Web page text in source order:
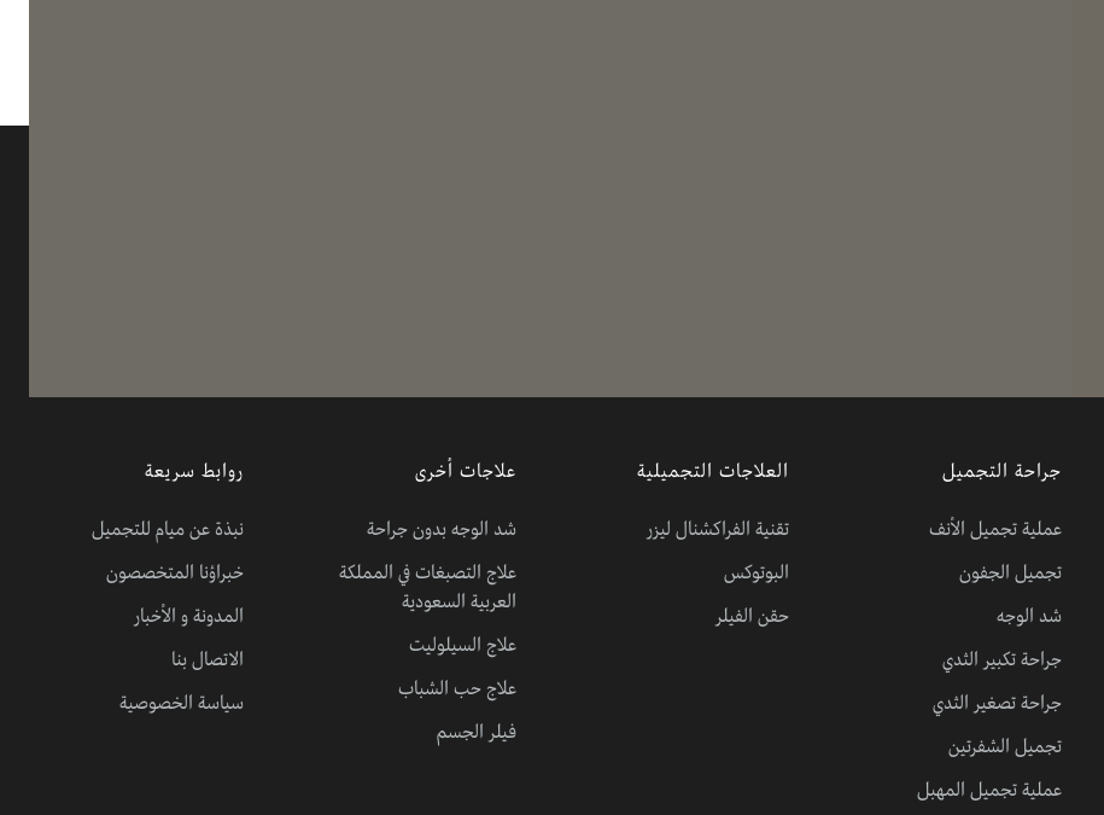
جراحة التجميل
عملية تجميل الأنف
تجميل الجفون
شد الوجه
جراحة تكبير الثدي
جراحة تصغير الثدي
تجميل الشفرتين
عملية تجميل المهبل
العلاجات التجميلية
تقنية الفراكشنال ليزر
البوتوكس
حقن الفيلر
علاجات أخرى
شد الوجه بدون جراحة
علاج التصبغات في المملكة
العربية السعودية
علاج السيلوليت
علاج حب الشباب
فيلر الجسم
روابط سريعة
نبذة عن ميام للتجميل
خبراؤنا المتخصصون
المدونة و الأخبار
الاتصال بنا
سياسة الخصوصية